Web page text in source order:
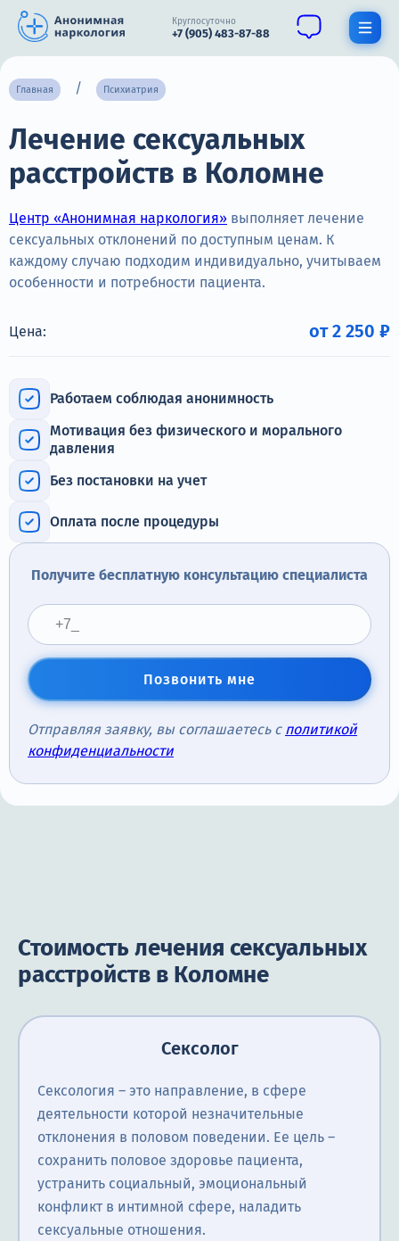
Круглосуточно
+7 (905) 483-87-88
О нас
Наркомания
Алкоголизм
Нарколог
Стационар
Психиатрия
Терапия
Контакты
Круглосуточно, анонимно
+7 (905) 483-87-88
Адрес call-центра
Коломна, пр. Кирова, 48а
Главная Психиатрия
Лечение сексуальных
расстройств в Коломне
Центр «Анонимная наркология» выполняет лечение
сексуальных отклонений по доступным ценам. К
каждому случаю подходим индивидуально, учитываем
особенности и потребности пациента.
Цена: от 2 250 ₽
Работаем соблюдая анонимность
Мотивация без физического и морального
давления
Без постановки на учет
Оплата после процедуры
Получите бесплатную консультацию специалиста
Позвонить мне
Отправляя заявку, вы соглашаетесь с политикой
конфиденциальности
Стоимость лечения сексуальных
расстройств в Коломне
Сексолог
Сексология – это направление, в сфере
деятельности которой незначительные
отклонения в половом поведении. Ее цель –
сохранить половое здоровье пациента,
устранить социальный, эмоциональный
конфликт в интимной сфере, наладить
сексуальные отношения.